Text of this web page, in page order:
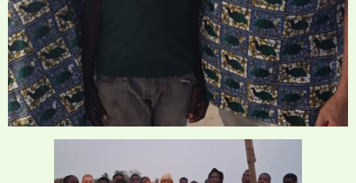
Une maison "missionnaire" !
Depuis sa création au Togo, notre maison